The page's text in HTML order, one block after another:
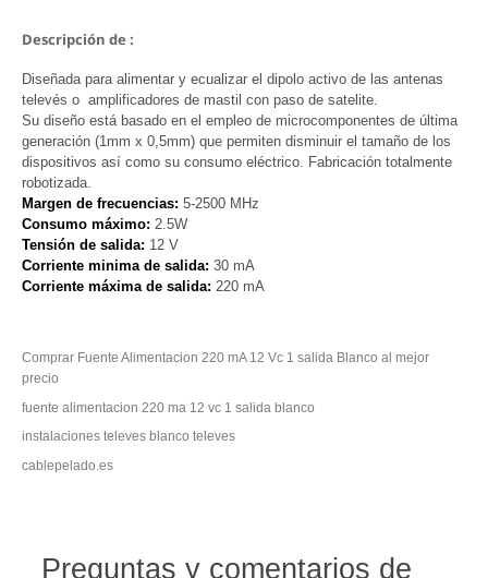
Descripción de :
Diseñada para alimentar y ecualizar el dipolo activo de las antenas
televés o amplificadores de mastil con paso de satelite.
Su diseño está basado en el empleo de microcomponentes de última
generación (1mm x 0,5mm) que permiten disminuir el tamaño de los
dispositivos así como su consumo eléctrico. Fabricación totalmente
robotizada.
Margen de frecuencias: 5-2500 MHz
Consumo máximo: 2.5W
Tensión de salida: 12 V
Corriente minima de salida: 30 mA
Corriente máxima de salida: 220 mA
Comprar Fuente Alimentacion 220 mA 12 Vc 1 salida Blanco al mejor
precio
fuente alimentacion 220 ma 12 vc 1 salida blanco
instalaciones televes blanco televes
cablepelado.es
Preguntas y comentarios de